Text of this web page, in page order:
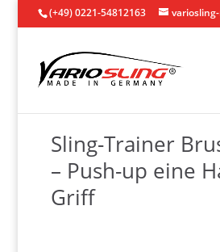
(+49) 0221-54812163
Sling-Trainer
– Push-up eine
Griff